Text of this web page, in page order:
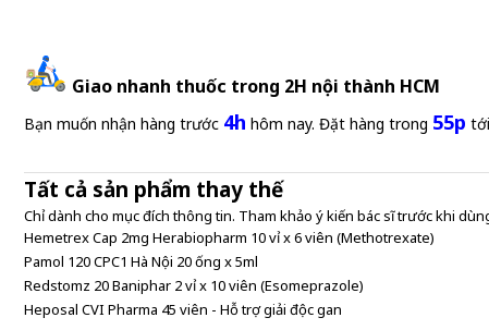
tràng
135.000 đ
6,750 đ/Gói
Giao nhanh thuốc trong 2H nội thành HCM
Bạn muốn nhận hàng trước 4h hôm nay. Đặt hàng trong 55p
Tất cả sản phẩm thay thế
Chỉ dành cho mục đích thông tin. Tham khảo ý kiến bác sĩ trước khi
Hemetrex Cap 2mg Herabiopharm 10 vỉ x 6 viên (Methotrexate)
Pamol 120 CPC1 Hà Nội 20 ống x 5ml
Redstomz 20 Baniphar 2 vỉ x 10 viên (Esomeprazole)
Heposal CVI Pharma 45 viên - Hỗ trợ giải độc gan